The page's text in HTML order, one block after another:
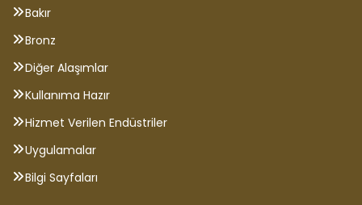
Bakır
Bronz
Diğer Alaşımlar
Kullanıma Hazır
Hizmet Verilen Endüstriler
Uygulamalar
Bilgi Sayfaları